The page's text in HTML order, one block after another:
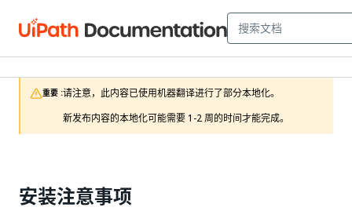
重要 :请注意，此内容已使用机器翻译进行了部分本地化。
新发布内容的本地化可能需要 1-2 周的时间才能完成。
安装注意事项